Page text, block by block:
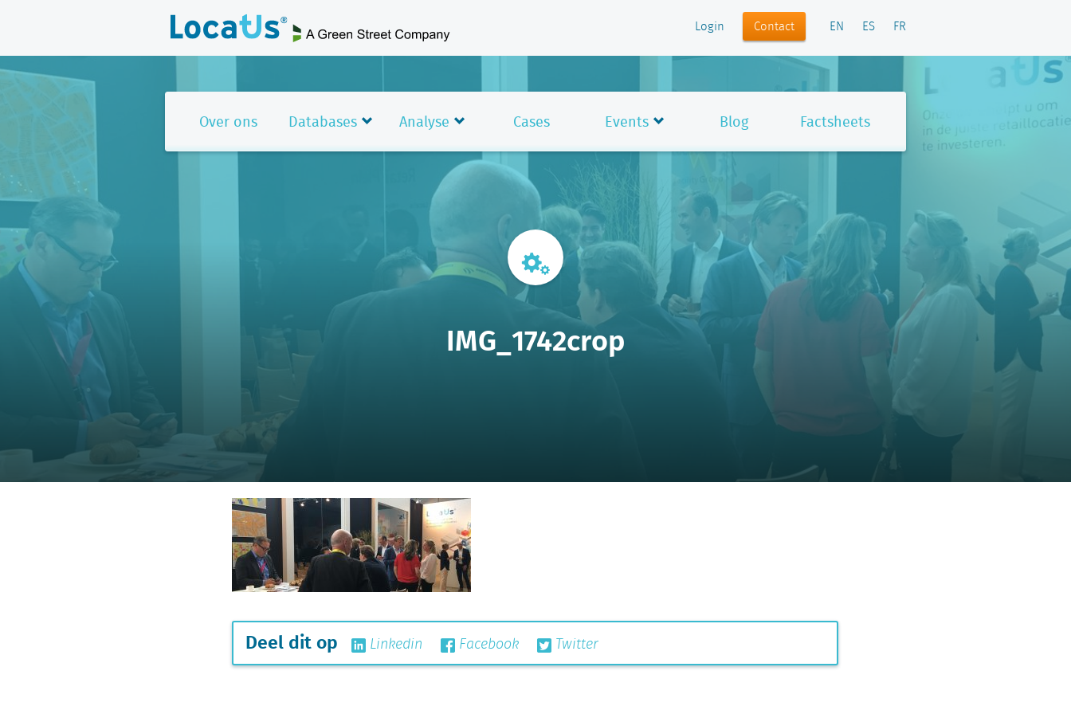
Login Contact EN ES FR
Over ons Databases Analyse Cases Events Blog Factsheets
IMG_1742crop
Deel dit op Linkedin Facebook Twitter